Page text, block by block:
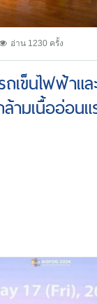
อ่าน 1230 ครั้ง
เข็นไฟฟ้าแ
ามเนื้ออ่อนแ